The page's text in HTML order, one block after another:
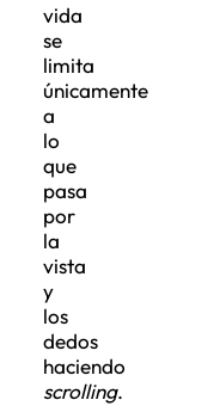
vida
se
limita
únicamente
a
lo
que
pasa
por
la
vista
y
los
dedos
haciendo
scrolling.